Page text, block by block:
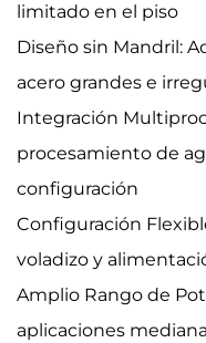
limitado en el piso
Diseño sin Mandril:
acero grandes e
Integración
procesamiento de
configuración
Configuración
voladizo y
Amplio Rango de
aplicaciones